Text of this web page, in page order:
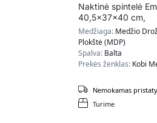
Naktinė spintelė
40,5x37x40 cm,
natūralios medžio
spalvos
Medžiaga: Medžio
Plokštė (MDP)
Spalva: Balta
Prekės ženklas: Kobi
Turime
Nemokamas